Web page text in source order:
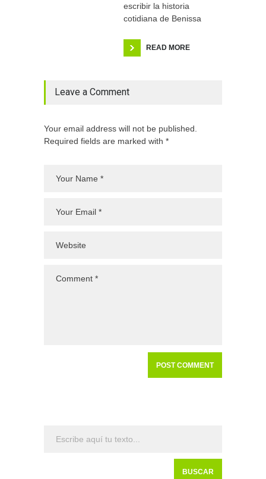
escribir la historia
cotidiana de Benissa
READ MORE
Leave a Comment
Your email address will not be published.
Required fields are marked with *